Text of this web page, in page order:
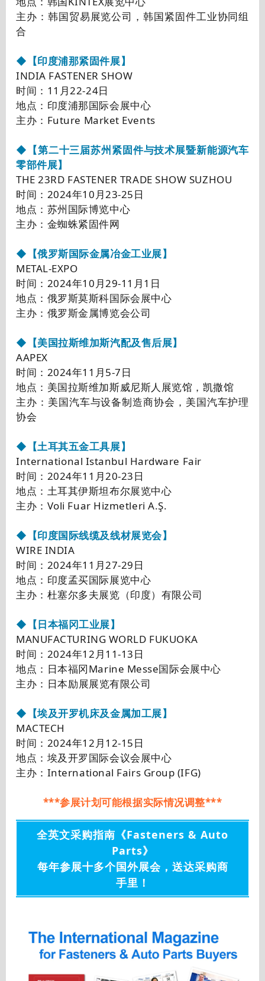
主办：韩国贸易展览公司，韩国紧固件工业协同组
合
◆【印度浦那紧固件展】
INDIA FASTENER SHOW
时间： 11月22-24日
地点： 印度浦那国际会展中心
主办：Future Market Events
◆【第二十三届苏州紧固件与技术展暨新能源汽车
零部件展】
THE 23RD FASTENER TRADE SHOW SUZHOU
时间：2024年10月23-25日
地点：苏州国际博览中心
主办：金蜘蛛紧固件网
◆【俄罗斯国际金属冶金工业展】
METAL-EXPO
时间：2024年10月29-11月1日
地点：俄罗斯莫斯科国际会展中心
主办：俄罗斯金属博览会公司
◆【美国拉斯维加斯汽配及售后展】
AAPEX
时间：2024年11月5-7日
地点：美国拉斯维加斯威尼斯人展览馆，凯撒馆
主办：美国汽车与设备制造商协会，美国汽车护理
协会
◆【土耳其五金工具展】
International Istanbul Hardware Fair
时间：2024年11月20-23日
地点：土耳其伊斯坦布尔展览中心
主办：Voli Fuar Hizmetleri A.Ş.
◆【印度国际线缆及线材展览会】
WIRE INDIA
时间：2024年11月27-29日
地点：印度孟买国际展览中心
主办：杜塞尔多夫展览（印度）有限公司
◆【日本福冈工业展】
MANUFACTURING WORLD FUKUOKA
时间：2024年12月11-13日
地点：日本福冈Marine Messe国际会展中心
主办：日本励展展览有限公司
◆【埃及开罗机床及金属加工展】
MACTECH
时间：2024年12月12-15日
地点：埃及开罗国际会议会展中心
主办：International Fairs Group (IFG)
***参展计划可能根据实际情况调整***
全英文采购指南《Fasteners & Auto
Parts》
每年参展十多个国外展会，送达采购商
手里！